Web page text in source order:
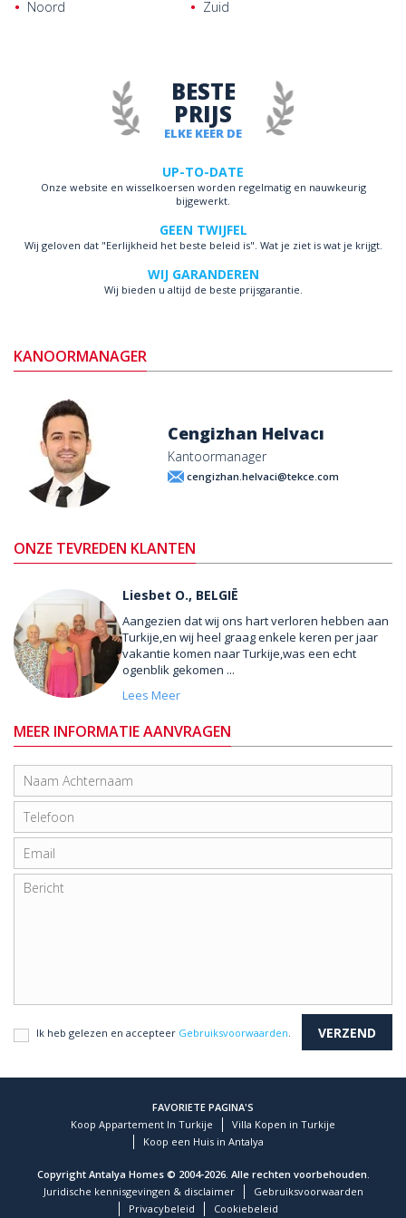
Noord
Zuid
ELKE KEER DE
BESTE
PRIJS
UP-TO-DATE
Onze website en wisselkoersen worden regelmatig en nauwkeurig
bijgewerkt.
GEEN TWIJFEL
Wij geloven dat "Eerlijkheid het beste beleid is". Wat je ziet is wat je krijgt.
WIJ GARANDEREN
Wij bieden u altijd de beste prijsgarantie.
KANOORMANAGER
Cengizhan Helvacı
Kantoormanager
cengizhan.helvaci@tekce.com
ONZE TEVREDEN KLANTEN
Liesbet O., BELGIË
Aangezien dat wij ons hart verloren hebben aan
Turkije,en wij heel graag enkele keren per jaar
vakantie komen naar Turkije,was een echt
ogenblik gekomen ...
Lees Meer
MEER INFORMATIE AANVRAGEN
Ik heb gelezen en accepteer Gebruiksvoorwaarden
FAVORIETE PAGINA'S
Koop Appartement In Turkije
Villa Kopen in Turkije
Koop een Huis in Antalya
Copyright Antalya Homes © 2004-2026. Alle rechten voorbehouden.
Juridische kennisgevingen & disclaimer
Gebruiksvoorwaarden
Privacybeleid
Cookiebeleid